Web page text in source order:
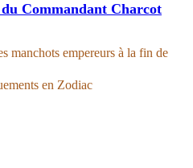
Commandant Charcot
manchots empereurs à la fin de
en Zodiac